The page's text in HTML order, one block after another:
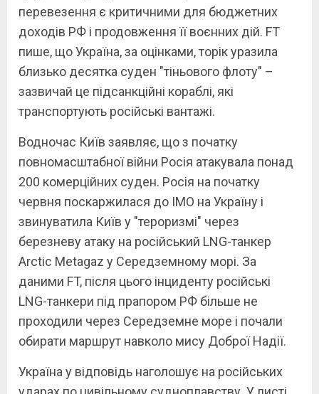
перевезення є критичними для бюджетних
доходів РФ і продовження її воєнних дій. FT
пише, що Україна, за оцінками, торік уразила
близько десятка суден "тіньового флоту" –
зазвичай це підсанкційні кораблі, які
транспортують російські вантажі.
Водночас Київ заявляє, що з початку
повномасштабної війни Росія атакувала понад
200 комерційних суден. Росія на початку
червня поскаржилася до IMO на Україну і
звинуватила Київ у "тероризмі" через
березневу атаку на російський LNG-танкер
Arctic Metagaz у Середземному морі. За
даними FT, після цього інциденту російські
LNG-танкери під прапором РФ більше не
проходили через Середземне море і почали
обирати маршрут навколо мису Доброї Надії.
Україна у відповідь наголошує на російських